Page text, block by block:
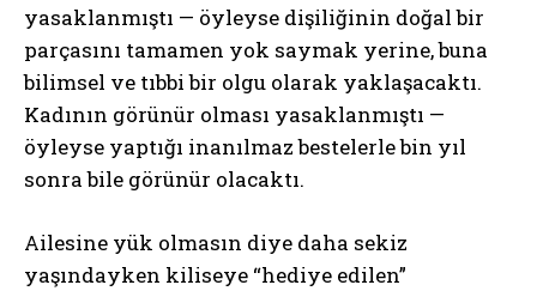
yasaklanmıştı — öyleyse dişiliğinin doğal bir
parçasını tamamen yok saymak yerine, buna
bilimsel ve tıbbi bir olgu olarak yaklaşacaktı.
Kadının görünür olması yasaklanmıştı —
öyleyse yaptığı inanılmaz bestelerle bin yıl
sonra bile görünür olacaktı.
Ailesine yük olmasın diye daha sekiz
yaşındayken kiliseye “hediye edilen”